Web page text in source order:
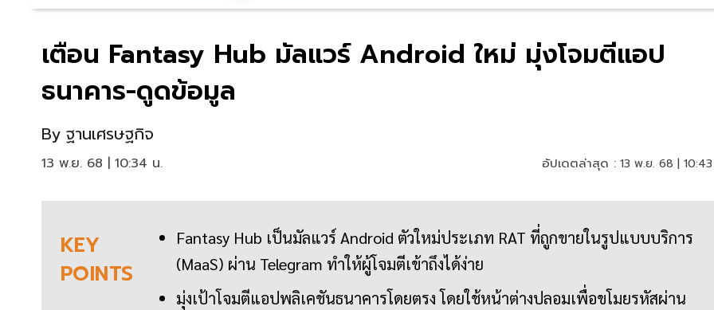
เตือน Fantasy Hub มัลแวร์ Android ใหม่ มุ่งโจมตีแอป
ธนาคาร-ดูดข้อมูล
By ฐานเศรษฐกิจ
13 พ.ย. 68 | 10:34 น. อัปเดตล่าสุด : 13 พ.ย. 68 |
KEY
POINTS
Fantasy Hub เป็นมัลแวร์ Android ตัวใหม่ประเภท RAT ที่ถูกขายในรูปแบบบริการ
(MaaS) ผ่าน Telegram ทำให้ผู้โจมตีเข้าถึงได้ง่าย
มุ่งเป้าโจมตีแอปพลิเคชันธนาคารโดยตรง โดยใช้หน้าต่างปลอมเพื่อขโมยรหัสผ่าน